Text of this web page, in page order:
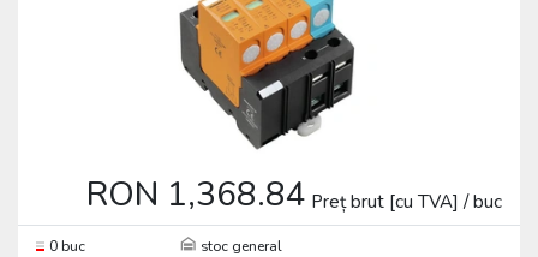
RON 1,368.84 Preț brut [cu TVA] / buc
0 buc
stoc general